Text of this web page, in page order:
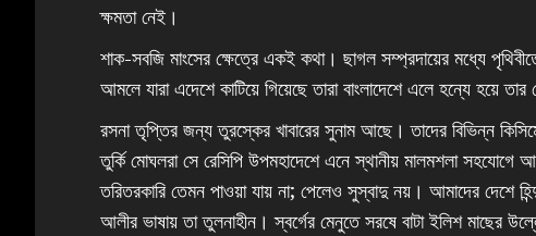
ক্ষমতা নেই।
শাক-সবজি মাংসের ক্ষেত্রে একই কথা। ছাগল সম্প্রদায়ের মধ্যে
আমলে যারা এদেশে কাটিয়ে গিয়েছে তারা বাংলাদেশে এলে হন্যে হয়ে
রসনা তৃপ্তির জন্য তুরস্কের খাবারের সুনাম আছে। তাদের বিভিন্ন
তুর্কি মোঘলরা সে রেসিপি উপমহাদেশে এনে স্থানীয় মালমশলা
তরিতরকারি তেমন পাওয়া যায় না; পেলেও সুস্বাদু নয়। আমাদের দেশে
আলীর ভাষায় তা তুলনাহীন। স্বর্গের মেনুতে সরষে বাটা ইলিশ মাছের